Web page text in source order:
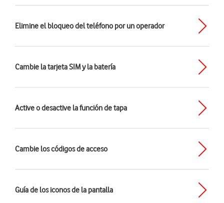
Elimine el bloqueo del teléfono por un operador
Cambie la tarjeta SIM y la batería
Active o desactive la función de tapa
Cambie los códigos de acceso
Guía de los iconos de la pantalla